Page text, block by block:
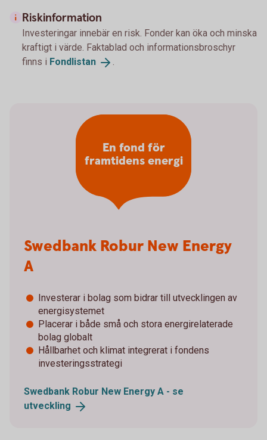
Riskinformation
Investeringar innebär en risk. Fonder kan öka och minska
kraftigt i värde. Faktablad och informationsbroschyr
finns i Fondlistan .
Swedbank Robur New Energy
A
Investerar i bolag som bidrar till utvecklingen av
energisystemet
Placerar i både små och stora energirelaterade
bolag globalt
Hållbarhet och klimat integrerat i fondens
investeringsstrategi
Swedbank Robur New Energy A - se
utveckling
En fond för
framtidens energi